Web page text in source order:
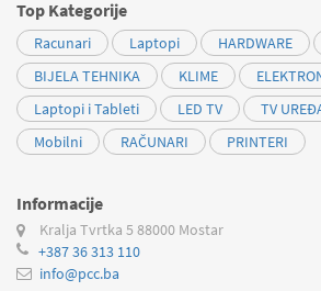
Top Kategorije
Racunari Laptopi HARDWARE
BIJELA TEHNIKA
KLIME
Laptopi i Tableti
LED TV TV
Mobilni
RAČUNARI PRINTERI
Informacije
Kralja Tvrtka 5 88000 Mostar
+387 36 313 110
info@pcc.ba